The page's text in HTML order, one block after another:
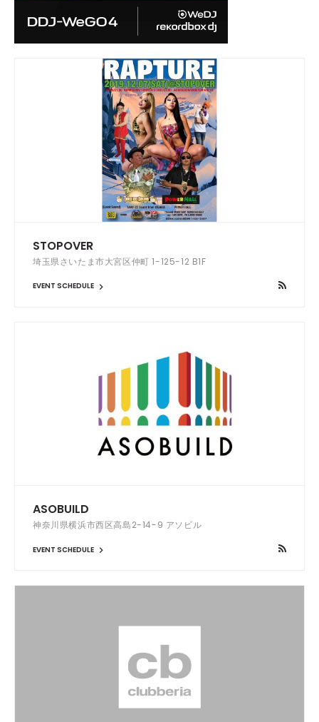
STOPOVER
埼玉県さいたま市大宮区仲町 1-125-12 B1F
EVENT SCHEDULE
ASOBUILD
神奈川県横浜市西区高島2-14-9 アソビル
EVENT SCHEDULE